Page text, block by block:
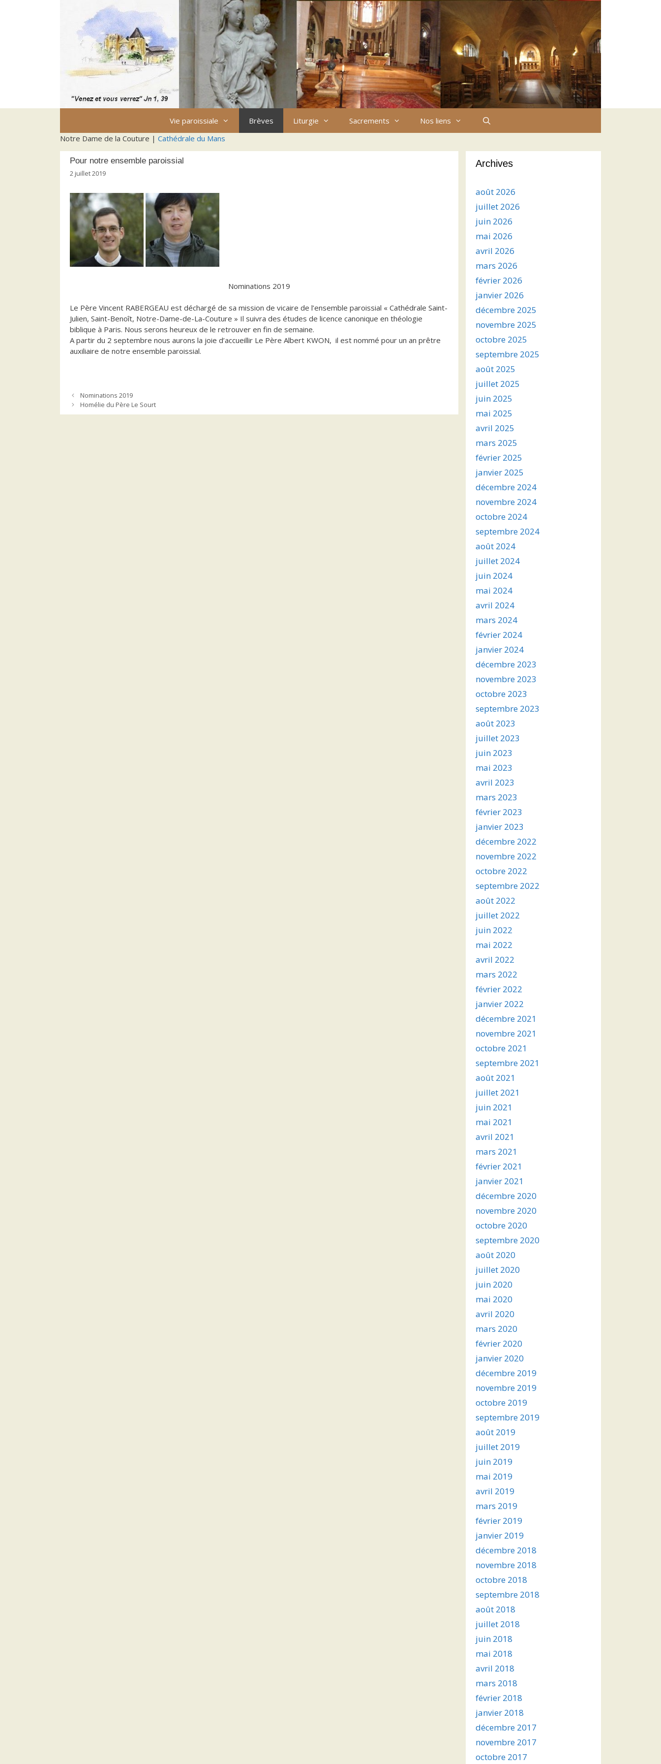
Vie paroissiale Brèves Liturgie Sacrements
Nos liens
Notre Dame de la Couture | Cathédrale du Mans
Pour notre ensemble paroissial
2 juillet 2019
Nominations 2019
Le Père Vincent RABERGEAU est déchargé de sa mission de vicaire de l’ensemble paroissial « Cathédrale Saint-
Julien, Saint-Benoît, Notre-Dame-de-La-Couture » Il suivra des études de licence canonique en théologie
biblique à Paris. Nous serons heureux de le retrouver en fin de semaine.
A partir du 2 septembre nous aurons la joie d’accueillir Le Père Albert KWON, il est nommé pour un an prêtre
auxiliaire de notre ensemble paroissial.
Nominations 2019
Homélie du Père Le Sourt
Archives
août 2026
juillet 2026
juin 2026
mai 2026
avril 2026
mars 2026
février 2026
janvier 2026
décembre 2025
novembre 2025
octobre 2025
septembre 2025
août 2025
juillet 2025
juin 2025
mai 2025
avril 2025
mars 2025
février 2025
janvier 2025
décembre 2024
novembre 2024
octobre 2024
septembre 2024
août 2024
juillet 2024
juin 2024
mai 2024
avril 2024
mars 2024
février 2024
janvier 2024
décembre 2023
novembre 2023
octobre 2023
septembre 2023
août 2023
juillet 2023
juin 2023
mai 2023
avril 2023
mars 2023
février 2023
janvier 2023
décembre 2022
novembre 2022
octobre 2022
septembre 2022
août 2022
juillet 2022
juin 2022
mai 2022
avril 2022
mars 2022
février 2022
janvier 2022
décembre 2021
novembre 2021
octobre 2021
septembre 2021
août 2021
juillet 2021
juin 2021
mai 2021
avril 2021
mars 2021
février 2021
janvier 2021
décembre 2020
novembre 2020
octobre 2020
septembre 2020
août 2020
juillet 2020
juin 2020
mai 2020
avril 2020
mars 2020
février 2020
janvier 2020
décembre 2019
novembre 2019
octobre 2019
septembre 2019
août 2019
juillet 2019
juin 2019
mai 2019
avril 2019
mars 2019
février 2019
janvier 2019
décembre 2018
novembre 2018
octobre 2018
septembre 2018
août 2018
juillet 2018
juin 2018
mai 2018
avril 2018
mars 2018
février 2018
janvier 2018
décembre 2017
novembre 2017
octobre 2017